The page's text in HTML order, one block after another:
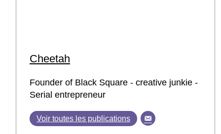
Cheetah
Founder of Black Square - creative junkie -
Serial entrepreneur
Voir toutes les publications